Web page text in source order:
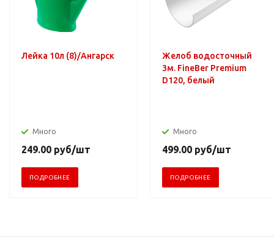
Лейка 10л (8)/Ангарск
Много
249.00 руб/шт
ПОДРОБНЕЕ
Желоб водосточный
3м. FineBer Premium
D120, белый
Много
499.00 руб/шт
ПОДРОБНЕЕ